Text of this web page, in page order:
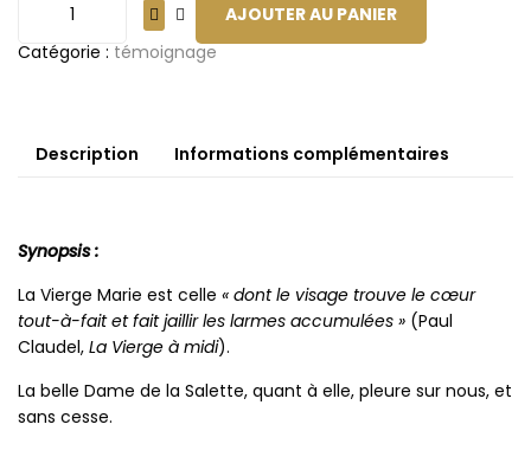
AJOUTER AU PANIER
Catégorie : témoignage
Description Informations complémentaires
Synopsis :
La Vierge Marie est celle « dont le visage trouve le cœur
tout-à-fait et fait jaillir les larmes accumulées » (Paul
Claudel, La Vierge à midi).
La belle Dame de la Salette, quant à elle, pleure sur nous, et
sans cesse.